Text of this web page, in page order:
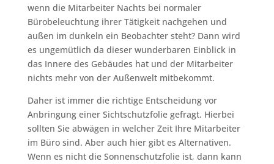
wenn die Mitarbeiter Nachts bei normaler
Bürobeleuchtung ihrer Tätigkeit nachgehen und
außen im dunkeln ein Beobachter steht? Dann wird
es ungemütlich da dieser wunderbaren Einblick in
das Innere des Gebäudes hat und der Mitarbeiter
nichts mehr von der Außenwelt mitbekommt.
Daher ist immer die richtige Entscheidung vor
Anbringung einer Sichtschutzfolie gefragt. Hierbei
sollten Sie abwägen in welcher Zeit Ihre Mitarbeiter
im Büro sind. Aber auch hier gibt es Alternativen.
Wenn es nicht die Sonnenschutzfolie ist, dann kann